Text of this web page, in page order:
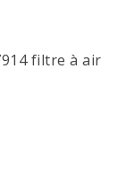
filtre à air